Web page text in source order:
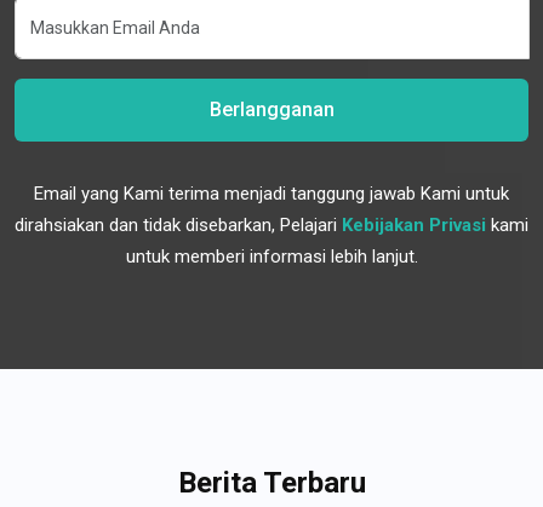
Berlangganan
Email yang Kami terima menjadi tanggung jawab Kami untuk
dirahsiakan dan tidak disebarkan, Pelajari Kebijakan Privasi kami
untuk memberi informasi lebih lanjut.
Berita Terbaru